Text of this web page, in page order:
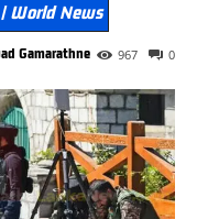
World News
Gamarathne 0
967